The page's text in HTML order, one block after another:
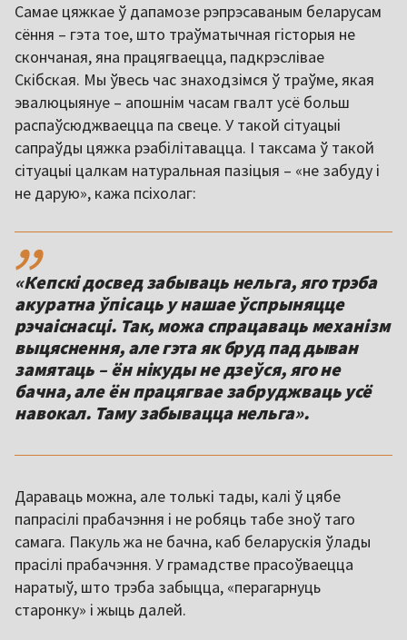
Самае цяжкае ў дапамозе рэпрэсаваным беларусам
сёння – гэта тое, што траўматычная гісторыя не
скончаная, яна працягваецца, падкрэслівае
Скібская. Мы ўвесь час знаходзімся ў траўме, якая
эвалюцыянуе – апошнім часам гвалт усё больш
распаўсюджваецца па свеце. У такой сітуацыі
сапраўды цяжка рэабілітавацца. І таксама ў такой
сітуацыі цалкам натуральная пазіцыя – «не забуду і
не дарую», кажа псіхолаг:
,,
«Кепскі досвед забываць нельга, яго трэба
акуратна ўпісаць у нашае ўспрыняцце
рэчаіснасці. Так, можа спрацаваць механізм
выцяснення, але гэта як бруд пад дыван
замятаць – ён нікуды не дзеўся, яго не
бачна, але ён працягвае забруджваць усё
навокал. Таму забывацца нельга».
Дараваць можна, але толькі тады, калі ў цябе
папрасілі прабачэння і не робяць табе зноў таго
самага. Пакуль жа не бачна, каб беларускія ўлады
прасілі прабачэння. У грамадстве прасоўваецца
наратыў, што трэба забыцца, «перагарнуць
старонку» і жыць далей.